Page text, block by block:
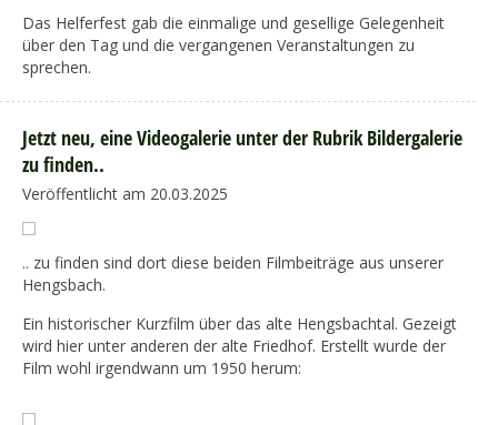
Das Helferfest gab die einmalige und gesellige Gelegenheit
über den Tag und die vergangenen Veranstaltungen zu
sprechen.
Jetzt neu, eine Videogalerie unter der Rubrik Bildergalerie
zu finden..
Veröffentlicht am 20.03.2025
.. zu finden sind dort diese beiden Filmbeiträge aus unserer
Hengsbach.
Ein historischer Kurzfilm über das alte Hengsbachtal. Gezeigt
wird hier unter anderen der alte Friedhof. Erstellt wurde der
Film wohl irgendwann um 1950 herum: